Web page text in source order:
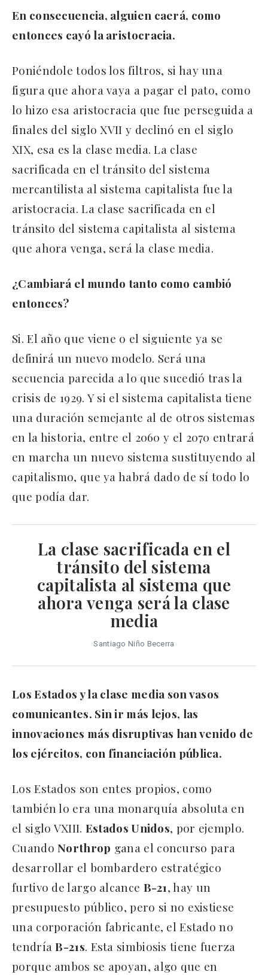
En consecuencia, alguien caerá, como
entonces cayó la aristocracia.
Poniéndole todos los filtros, si hay una
figura que ahora vaya a pagar el pato, como
lo hizo esa aristocracia que fue perseguida a
finales del siglo XVII y declinó en el siglo
XIX, esa es la clase media. La clase
sacrificada en el tránsito del sistema
mercantilista al sistema capitalista fue la
aristocracia. La clase sacrificada en el
tránsito del sistema capitalista al sistema
que ahora venga, será la clase media.
¿Cambiará el mundo tanto como cambió
entonces?
Si. El año que viene o el siguiente ya se
definirá un nuevo modelo. Será una
secuencia parecida a lo que sucedió tras la
crisis de 1929. Y si el sistema capitalista tiene
una duración semejante al de otros sistemas
en la historia, entre el 2060 y el 2070 entrará
en marcha un nuevo sistema sustituyendo al
capitalismo, que ya habrá dado de sí todo lo
que podía dar.
La clase sacrificada en el
tránsito del sistema
capitalista al sistema que
ahora venga será la clase
media
Santiago Niño Becerra
Los Estados y la clase media son vasos
comunicantes. Sin ir más lejos, las
innovaciones más disruptivas han venido de
los ejércitos, con financiación pública.
Los Estados son entes propios, como
también lo era una monarquía absoluta en
el siglo VXIII. Estados Unidos, por ejemplo.
CuandoNorthrop gana el concurso para
desarrollar el bombardero estratégico
furtivo de largo alcance B-21, hay un
presupuesto público, pero si no existiese
una corporación fabricante, el Estado no
tendríaB-21s. Esta simbiosis tiene fuerza
porque ambos se apoyan, algo que en